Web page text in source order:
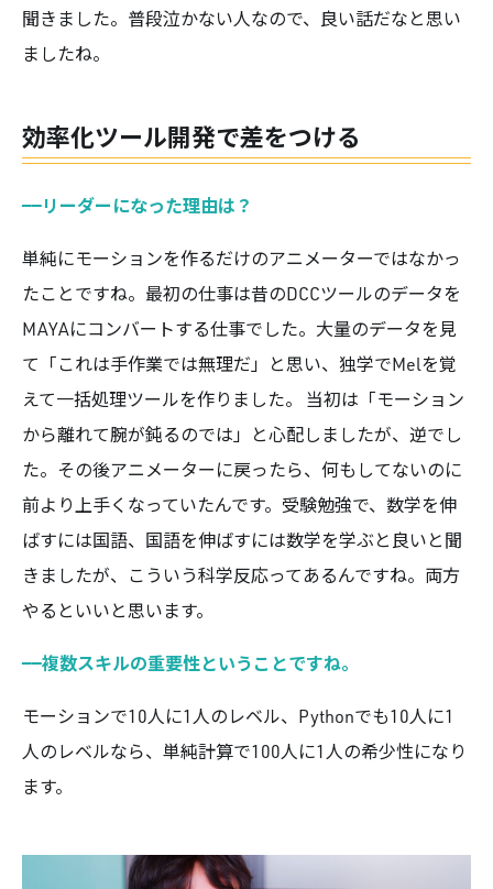
聞きました。普段泣かない人なので、良い話だなと思い
ましたね。
効率化ツール開発で差をつける
——リーダーになった理由は？
単純にモーションを作るだけのアニメーターではなかっ
たことですね。最初の仕事は昔のDCCツールのデータを
MAYAにコンバートする仕事でした。大量のデータを見
て「これは手作業では無理だ」と思い、独学でMelを覚
えて一括処理ツールを作りました。 当初は「モーション
から離れて腕が鈍るのでは」と心配しましたが、逆でし
た。その後アニメーターに戻ったら、何もしてないのに
前より上手くなっていたんです。受験勉強で、数学を伸
ばすには国語、国語を伸ばすには数学を学ぶと良いと聞
きましたが、こういう科学反応ってあるんですね。両方
やるといいと思います。
——複数スキルの重要性ということですね。
モーションで10人に1人のレベル、Pythonでも10人に1
人のレベルなら、単純計算で100人に1人の希少性になり
ます。